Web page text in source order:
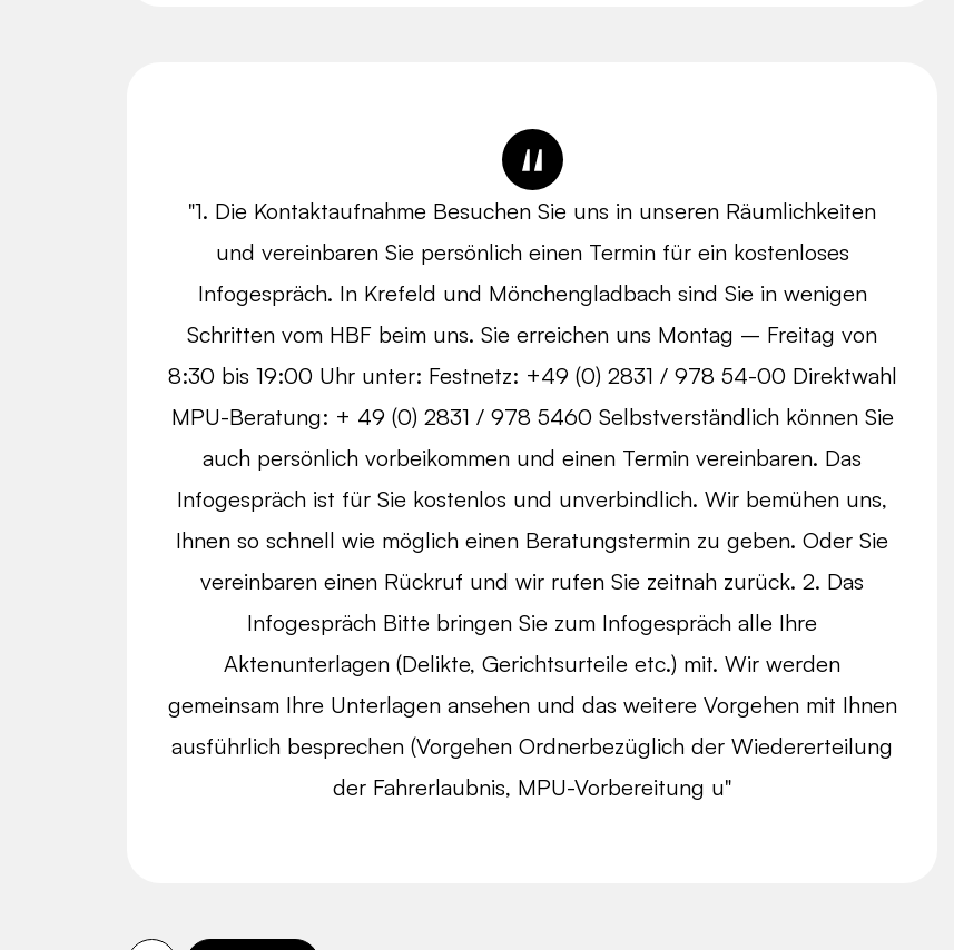
"1. Die Kontaktaufnahme Besuchen Sie uns in unseren Räumlichkeiten
und vereinbaren Sie persönlich einen Termin für ein kostenloses
Infogespräch. In Krefeld und Mönchengladbach sind Sie in wenigen
Schritten vom HBF beim uns. Sie erreichen uns Montag – Freitag von
8:30 bis 19:00 Uhr unter: Festnetz: +49 (0) 2831 / 978 54-00 Direktwahl
MPU-Beratung: + 49 (0) 2831 / 978 5460 Selbstverständlich können Sie
auch persönlich vorbeikommen und einen Termin vereinbaren. Das
Infogespräch ist für Sie kostenlos und unverbindlich. Wir bemühen uns,
Ihnen so schnell wie möglich einen Beratungstermin zu geben. Oder Sie
vereinbaren einen Rückruf und wir rufen Sie zeitnah zurück. 2. Das
Infogespräch Bitte bringen Sie zum Infogespräch alle Ihre
Aktenunterlagen (Delikte, Gerichtsurteile etc.) mit. Wir werden
gemeinsam Ihre Unterlagen ansehen und das weitere Vorgehen mit Ihnen
ausführlich besprechen (Vorgehen Ordnerbezüglich der Wiedererteilung
der Fahrerlaubnis, MPU-Vorbereitung u"